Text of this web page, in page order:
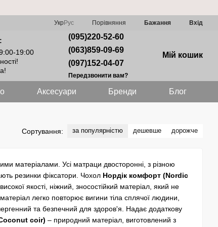
УкрРус Порівняння Бажання Вхід
19:00
(095)220-52-60
(063)859-09-69
(097)152-04-07
Передзвонити вам?
Мій кошик
Аксесуари Бренди Блог
Сортування: за популярністю дешевше дорожче
матеріалами. Усі матраци двосторонні, з різною
резинки фіксатори. Чохол Нордік комфорт (Nordic
якості, ніжний, зносостійкий матеріал, який не
легко повторює вигини тіла сплячої людини,
та безпечний для здоров'я. Надає додаткову
coir) – природний матеріал, виготовлений з